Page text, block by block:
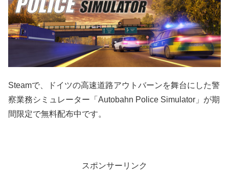
Steamで、ドイツの高速道路アウトバーンを舞台にした警
察業務シミュレーター「Autobahn Police Simulator」が期
間限定で無料配布中です。
スポンサーリンク